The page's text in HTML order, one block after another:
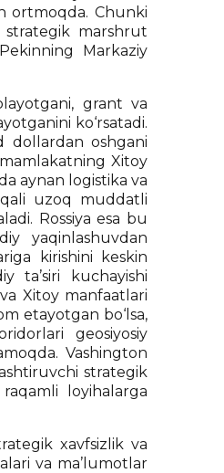
ortmoqda. Chunki
strategik marshrut
Markaziy
grant va
ko‘rsatadi.
dollardan oshgani
Xitoy
aynan logistika va
uzoq muddatli
Rossiya esa bu
yaqinlashuvdan
kirishini keskin
ta’siri kuchayishi
va Xitoy manfaatlari
etayotgan bo‘lsa,
geosiyosiy
Vashington
strategik
loyihalarga
xavfsizlik va
va ma’lumotlar